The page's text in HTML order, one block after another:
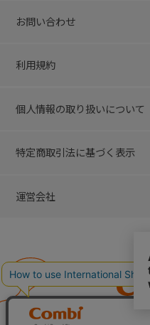
お問い合わせ
利用規約
個人情報の取り扱いについて
特定商取引法に基づく表示
運営会社